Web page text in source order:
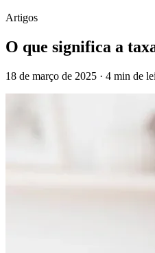
Artigos
O que significa a
18 de março de 2025 · 4 min de